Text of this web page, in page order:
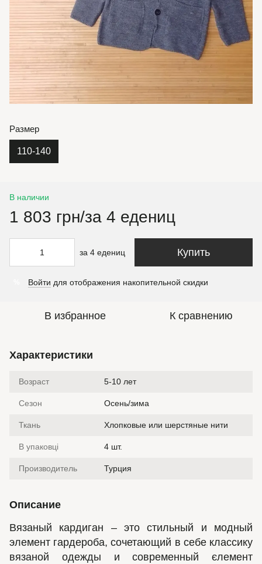
Размер
110-140
В наличии
1 803 грн/за 4 едениц
за 4 едениц Купить
Войти для отображения накопительной скидки
В избранное К сравнению
Характеристики
Возраст 5-10 лет
Сезон Осень/зима
Ткань Хлопковые или шерстяные нити
В упаковці 4 шт.
Производитель Турция
Описание
Вязаный кардиган – это стильный и модный
элемент гардероба, сочетающий в себе классику
вязаной одежды и современный єлемент